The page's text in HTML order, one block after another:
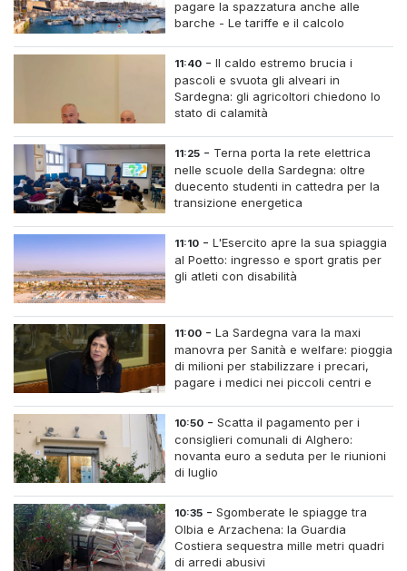
pagare la spazzatura anche alle
barche - Le tariffe e il calcolo
11:40 -Il caldo estremo brucia i
pascoli e svuota gli alveari in
Sardegna: gli agricoltori chiedono lo
stato di calamità
11:25 - Terna porta la rete elettrica
nelle scuole della Sardegna: oltre
duecento studenti in cattedra per la
transizione energetica
11:10 -L'Esercito apre la sua spiaggia
al Poetto: ingresso e sport gratis per
gli atleti con disabilità
11:00 -La Sardegna vara la maxi
manovra per Sanità e welfare: pioggia
di milioni per stabilizzare i precari,
pagare i medici nei piccoli centri e
10:50 -Scatta il pagamento per i
consiglieri comunali di Alghero:
novanta euro a seduta per le riunioni
di luglio
10:35 -Sgomberate le spiagge tra
Olbia e Arzachena: la Guardia
Costiera sequestra mille metri quadri
di arredi abusivi